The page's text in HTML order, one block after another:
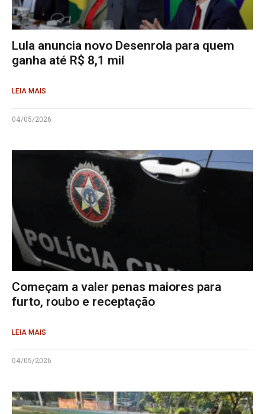
Lula anuncia novo Desenrola para quem
ganha até R$ 8,1 mil
LEIA MAIS
04/05/2026
Começam a valer penas maiores para
furto, roubo e receptação
LEIA MAIS
04/05/2026